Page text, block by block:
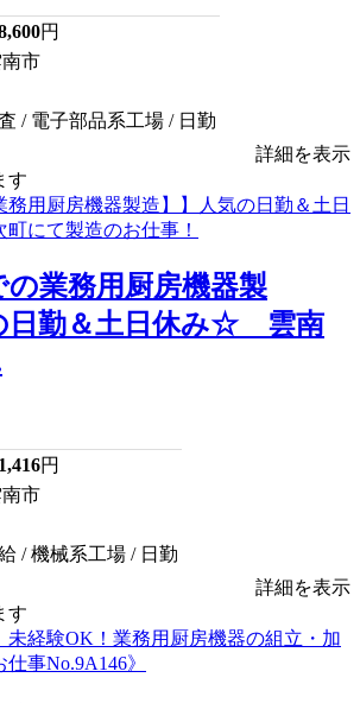
円
市
/ 電子部品系工場 / 日勤
詳細を表示
す
の業務用厨房機器製
日勤＆土日休み☆ 雲南
円
市
/ 機械系工場 / 日勤
詳細を表示
す